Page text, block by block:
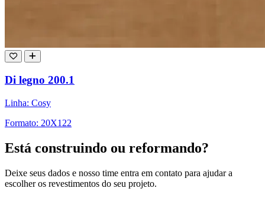
Di legno 200.1
Linha: Cosy
Formato: 20X122
Está construindo ou reformando?
Deixe seus dados e nosso time entra em contato para ajudar a
escolher os revestimentos do seu projeto.